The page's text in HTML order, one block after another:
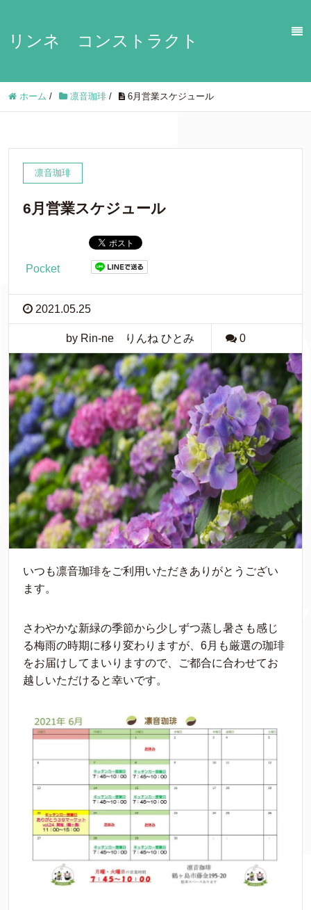
リンネ コンストラクト
ホーム / 凛音珈琲 / 6月営業スケジュール
凛音珈琲
6月営業スケジュール
Pocket
2021.05.25
by Rin-ne りんね ひとみ 0
いつも凛音珈琲をご利用いただきありがとうござい
ます。
さわやかな新緑の季節から少しずつ蒸し暑さも感じ
る梅雨の時期に移り変わりますが、6月も厳選の珈琲
をお届けしてまいりますので、ご都合に合わせてお
越しいただけると幸いです。